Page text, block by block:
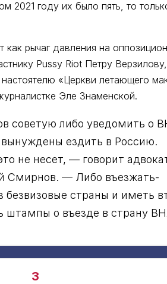
2021 году их было пять, то
как рычаг давления на
Pussy Riot Петру Верзилову,
«Церкви летающего
Эле Знаменской.
советую либо уведомить о
вынуждены ездить в Россию.
не несет, — говорит
Смирнов. — Либо въезжать-
безвизовые страны и иметь
штампы о въезде в страну
3